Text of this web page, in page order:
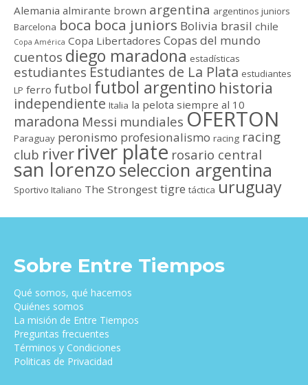
Alemania almirante brown argentina argentinos juniors
Barcelona boca boca juniors Bolivia brasil chile
Copa América Copa Libertadores Copas del mundo
cuentos diego maradona estadísticas
estudiantes Estudiantes de La Plata estudiantes
LP ferro futbol futbol argentino historia
independiente Italia la pelota siempre al 10
maradona Messi mundiales OFERTON
Paraguay peronismo profesionalismo racing racing
club river river plate rosario central
san lorenzoseleccion argentina
Sportivo Italiano The Strongest tigre táctica uruguay
Sobre Entre Tiempos
Qué somos, qué hacemos
Quiénes somos
La misión de Entre Tiempos
Preguntas frecuentes
Términos y Condiciones
Politicas de Privacidad